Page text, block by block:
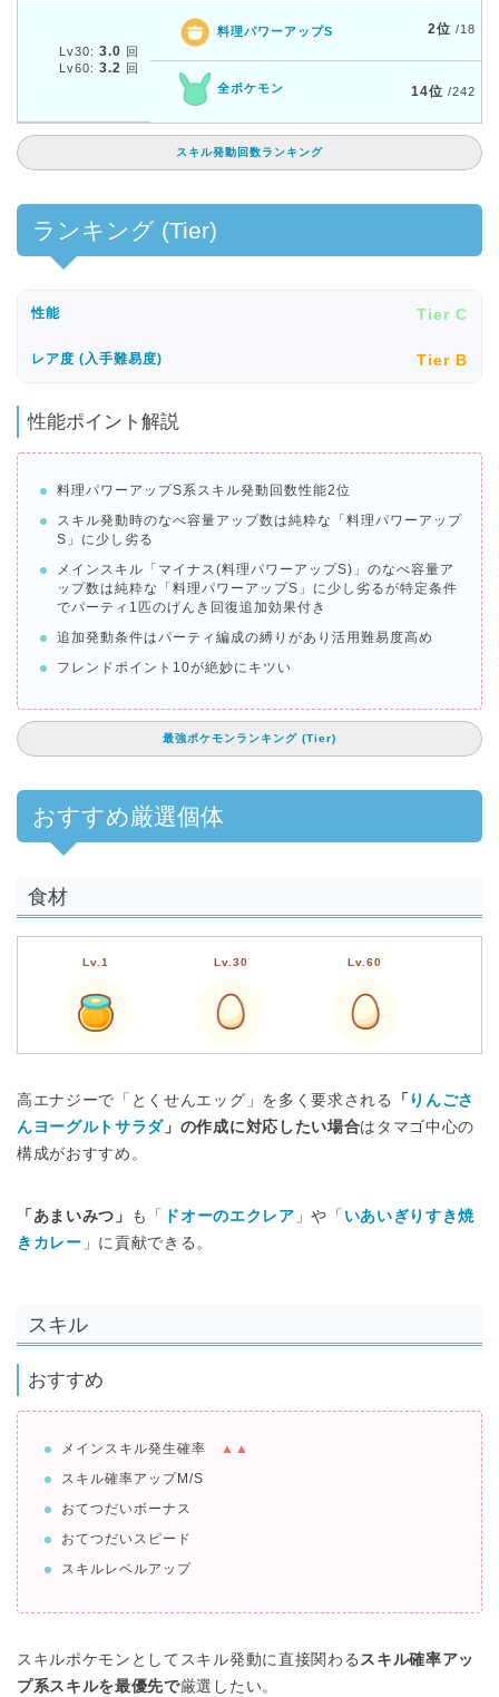
Lv30: 3.0 回
Lv60: 3.2 回
料理パワーアップS 2位 /18
全ポケモン 14位 /242
スキル発動回数ランキング
ランキング (Tier)
性能 Tier C
レア度 (入手難易度) Tier B
性能ポイント解説
料理パワーアップS系スキル発動回数性能2位
スキル発動時のなべ容量アップ数は純粋な「料理パワーアップ
S」に少し劣る
メインスキル「マイナス(料理パワーアップS)」のなべ容量ア
ップ数は純粋な「料理パワーアップS」に少し劣るが特定条件
でパーティ1匹のげんき回復追加効果付き
追加発動条件はパーティ編成の縛りがあり活用難易度高め
フレンドポイント10が絶妙にキツい
最強ポケモンランキング (Tier)
おすすめ厳選個体
食材
Lv.1 Lv.30 Lv.60
高エナジーで「とくせんエッグ」を多く要求される 「 りんごさ
んヨーグルトサラダ 」の作成に対応したい場合はタマゴ中心の
構成がおすすめ。
「あまいみつ」 も「 ドオーのエクレア 」や「 いあいぎりすき焼
きカレー 」に貢献できる。
スキル
おすすめ
メインスキル発生確率
▲▲
スキル確率アップM/S
おてつだいボーナス
おてつだいスピード
スキルレベルアップ
スキルポケモンとしてスキル発動に直接関わる スキル確率アッ
プ系スキルを最優先で厳選したい。